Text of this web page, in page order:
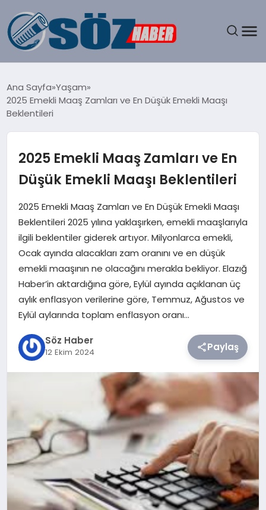
SPOR
EĞITIM
SAĞLIK
DÜNYA
TEKNOLOJI
YAŞAM
Ana Sayfa Yaşam
2025 Emekli Maaş Zamları ve En Düşük Emekli Maaşı
Beklentileri
2025 Emekli Maaş Zamları ve En
Düşük Emekli Maaşı Beklentileri
2025 Emekli Maaş Zamları ve En Düşük Emekli Maaşı
Beklentileri 2025 yılına yaklaşırken, emekli maaşlarıyla
ilgili beklentiler giderek artıyor. Milyonlarca emekli,
Ocak ayında alacakları zam oranını ve en düşük
emekli maaşının ne olacağını merakla bekliyor. Elazığ
Haber’in aktardığına göre, Eylül ayında açıklanan üç
aylık enflasyon verilerine göre, Temmuz, Ağustos ve
Eylül aylarında toplam enflasyon oranı…
Söz Haber
12 Ekim 2024 Paylaş